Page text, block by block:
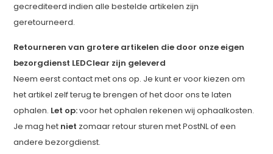
gecrediteerd indien alle bestelde artikelen zijn
geretourneerd.
Retourneren van grotere artikelen die door onze eigen
bezorgdienst LEDClear zijn geleverd
Neem eerst contact met ons op. Je kunt er voor kiezen om
het artikel zelf terug te brengen of het door ons te laten
ophalen. Let op:voor het ophalen rekenen wij ophaalkosten.
Je mag het niet zomaar retour sturen met PostNL of een
andere bezorgdienst.